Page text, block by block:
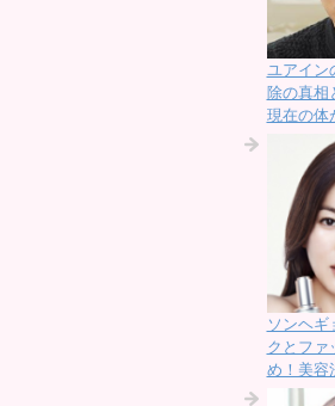
ユアイン
除の真相
現在の体
ソンヘギ
クとファ
め！美容